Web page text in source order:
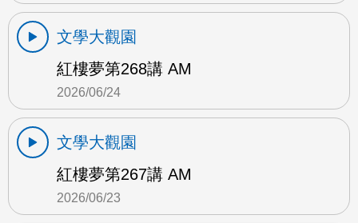
文學大觀園
紅樓夢第268講 AM
2026/06/24
文學大觀園
紅樓夢第267講 AM
2026/06/23